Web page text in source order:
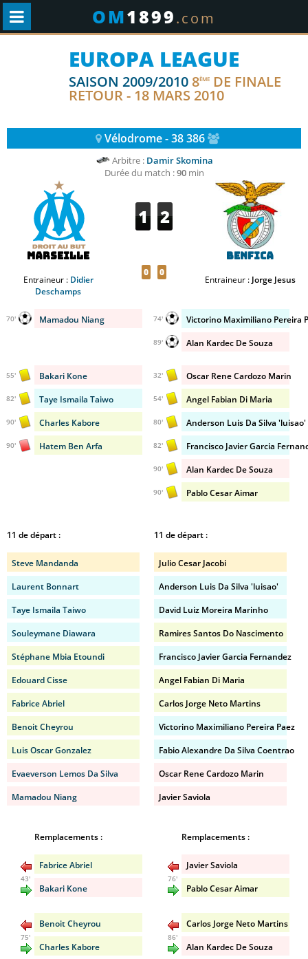
OM1899.com
EUROPA LEAGUE
SAISON 2009/2010 8ÈME DE FINALE
RETOUR - 18 MARS 2010
Vélodrome - 38 386
Arbitre : Damir Skomina
Durée du match :90min
Marseille
Entraineur : Didier
Deschamps
1 2
0 0
Benfica
Entraineur : Jorge Jesus
Mamadou Niang
70' Victorino Maximiliano Pereira
74'
Alan Kardec De Souza
89'
Bakari Kone
55'
Taye Ismaila Taiwo
82'
Charles Kabore
90'
Hatem Ben Arfa
90'
Oscar Rene Cardozo Marin
32'
Angel Fabian Di Maria
54'
Anderson Luis Da Silva 'luisao'
80'
Francisco Javier Garcia
82'
Alan Kardec De Souza
90'
Pablo Cesar Aimar
90'
11 de départ :
Steve Mandanda
Laurent Bonnart
Taye Ismaila Taiwo
Souleymane Diawara
Stéphane Mbia Etoundi
Edouard Cisse
Fabrice Abriel
Benoit Cheyrou
Luis Oscar Gonzalez
Evaeverson Lemos Da Silva
Mamadou Niang
11 de départ :
Julio Cesar Jacobi
Anderson Luis Da Silva 'luisao'
David Luiz Moreira Marinho
Ramires Santos Do Nascimento
Francisco Javier Garcia Fernandez
Angel Fabian Di Maria
Carlos Jorge Neto Martins
Victorino Maximiliano Pereira Paez
Fabio Alexandre Da Silva Coentrao
Oscar Rene Cardozo Marin
Javier Saviola
Remplacements :
Fabrice Abriel
43'
Bakari Kone
Benoit Cheyrou
75'
Charles Kabore
Remplacements :
Javier Saviola
76'
Pablo Cesar Aimar
Carlos Jorge Neto Martins
86'
Alan Kardec De Souza